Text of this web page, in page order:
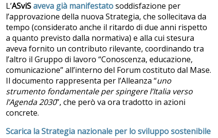
L’ASviSaveva già manifestatosoddisfazione per
l’approvazione della nuova Strategia, che sollecitava da
tempo (considerato anche il ritardo di due anni rispetto
a quanto previsto dalla normativa) e alla cui stesura
aveva fornito un contributo rilevante, coordinando tra
l’altro il Gruppo di lavoro “Conoscenza, educazione,
comunicazione” all’interno del Forum costituto dal Mase.
Il documento rappresenta per l’Alleanza “uno
strumento fondamentale per spingere l’Italia verso
l’Agenda 2030”, che però va ora tradotto in azioni
concrete.
Scarica la Strategia nazionale per lo sviluppo sostenibile